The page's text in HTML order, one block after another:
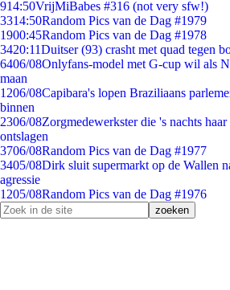
914:50VrijMiBabes #316 (not very sfw!)
3314:50Random Pics van de Dag #1979
1900:45Random Pics van de Dag #1978
3420:11Duitser (93) crasht met quad tegen
6406/08Onlyfans-model met G-cup wil als
maan
1206/08Capibara's lopen Braziliaans
binnen
2306/08Zorgmedewerkster die 's nachts
ontslagen
3706/08Random Pics van de Dag #1977
3405/08Dirk sluit supermarkt op de Wallen
agressie
1205/08Random Pics van de Dag #1976